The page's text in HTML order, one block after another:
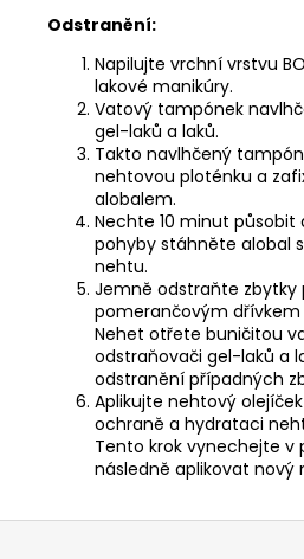
Odstranění:
Napilujte vrchní vrstvu
lakové manikúry.
Vatový tampónek
gel-laků a laků.
Takto navlhčený
nehtovou ploténku a
alobalem.
Nechte 10 minut působit
pohyby stáhněte alobal
nehtu.
Jemně odstraňte zbytky
pomerančovým
Nehet otřete buničitou
odstraňovači gel-laků a
odstranění případných
Aplikujte nehtový olejíček
ochraně a hydrataci
Tento krok vynechejte v
následně aplikovat nový